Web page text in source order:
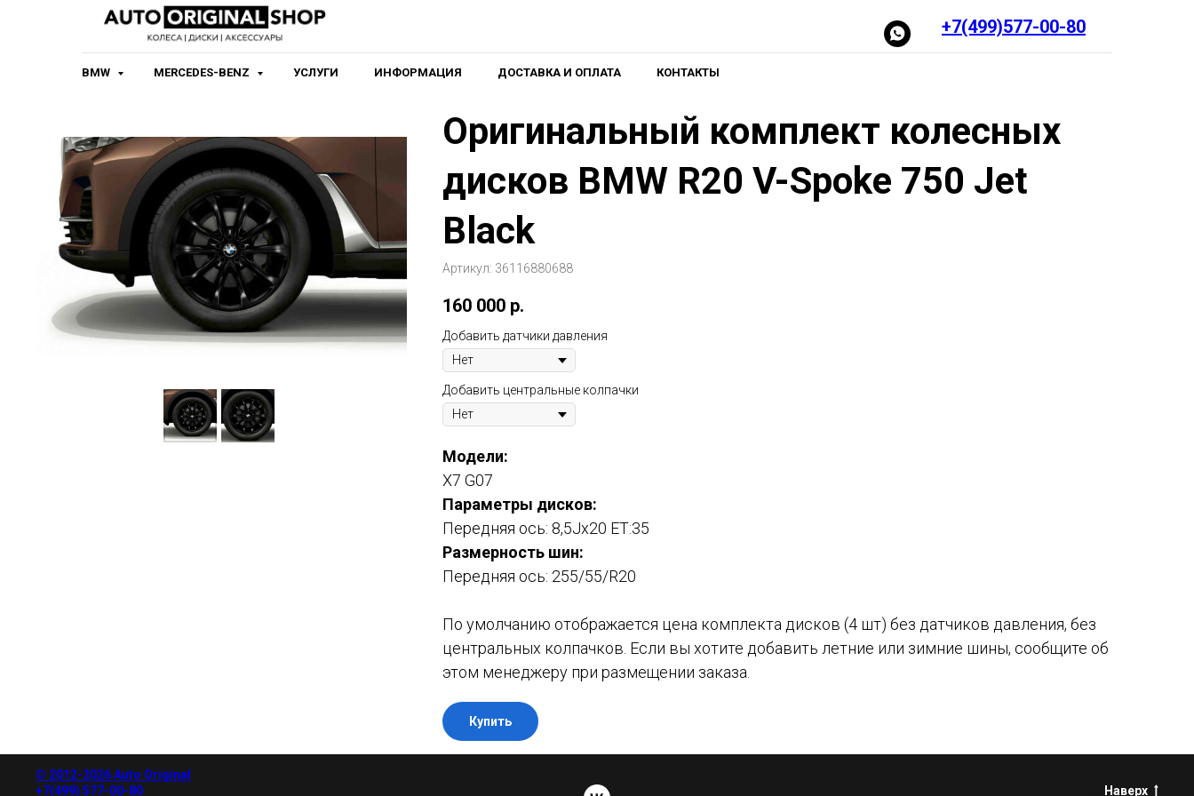
+7(499)577-00-80
BMW MERCEDES-BENZ УСЛУГИ ИНФОРМАЦИЯ ДОСТАВКА И ОПЛАТА КОНТАКТЫ
Оригинальный комплект колесных
дисков BMW R20 V-Spoke 750 Jet
Black
Артикул: 36116880688
160 000 р.
Добавить датчики давления
Добавить центральные колпачки
Модели:
X7 G07
Параметры дисков:
Передняя ось: 8,5Jx20 ET:35
Размерность шин:
Передняя ось: 255/55/R20
По умолчанию отображается цена комплекта дисков (4 шт) без датчиков давления, без
центральных колпачков. Если вы хотите добавить летние или зимние шины, сообщите об
этом менеджеру при размещении заказа.
Купить
© 2012-2026 Auto Original
+7(499) 577-00-80
Наверх